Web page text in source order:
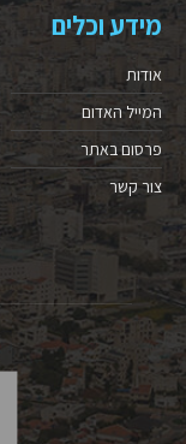
מידע וכלים
אודות
המייל האדום
פרסום באתר
צור קשר